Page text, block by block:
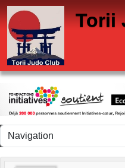
Torii
Panneau de gestion des